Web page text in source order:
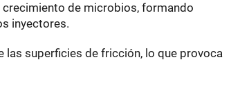
de microbios, formando
inyectores.
las superficies de fricción, lo que provoca